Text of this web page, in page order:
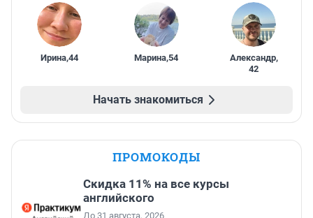
Ирина,44 Марина,54 Александр,
42
Начать знакомиться
ПРОМОКОДЫ
Скидка 11% на все курсы
английского
До 31 августа, 2026